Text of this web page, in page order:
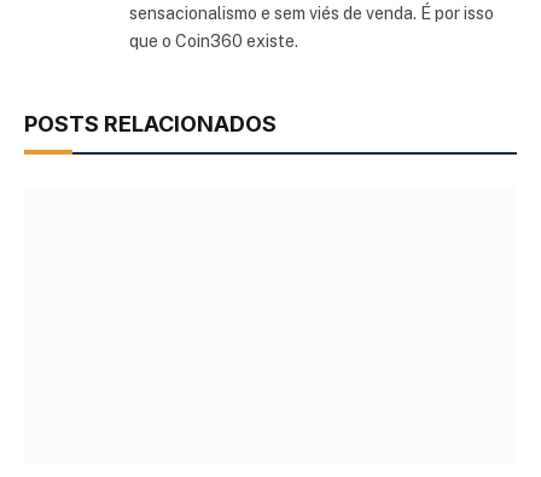
sensacionalismo e sem viés de venda. É por isso
que o Coin360 existe.
POSTS RELACIONADOS